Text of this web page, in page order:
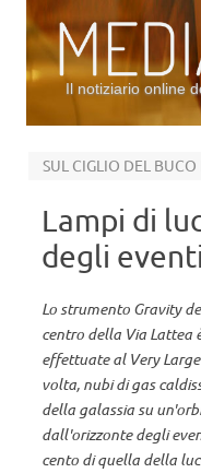
Il notiziario online
SUL CIGLIO DEL
Lampi di
degli
Lo strumento Gravity
centro della Via Lattea
effettuate al Very
volta, nubi di gas
della galassia su
dall'orizzonte degli
cento di quella della